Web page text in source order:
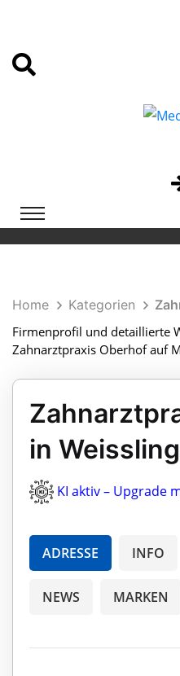
Home Kategorien
Firmenprofil und detaillierte
Zahnarztpraxis Oberhof auf
in
KI aktiv – Upgrade
ADRESSE INFO
NEWS MARKEN